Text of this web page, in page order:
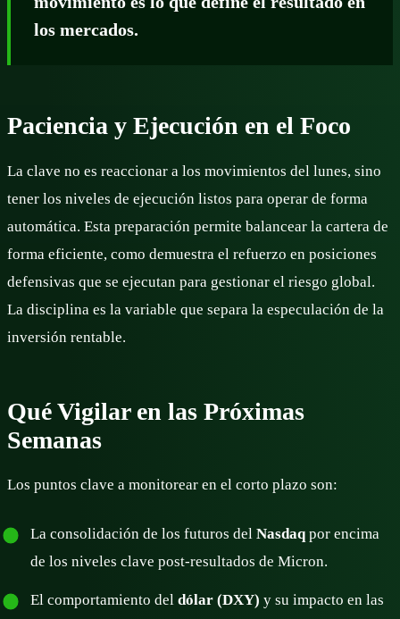
los mercados.
Paciencia y Ejecución en el Foco
La clave no es reaccionar a los movimientos del lunes, sino
tener los niveles de ejecución listos para operar de forma
automática. Esta preparación permite balancear la cartera de
forma eficiente, como demuestra el refuerzo en posiciones
defensivas que se ejecutan para gestionar el riesgo global.
La disciplina es la variable que separa la especulación de la
inversión rentable.
Qué Vigilar en las Próximas
Semanas
Los puntos clave a monitorear en el corto plazo son:
La consolidación de los futuros del Nasdaqpor encima
de los niveles clave post-resultados de Micron.
El comportamiento del dólar (DXY) y su impacto en las